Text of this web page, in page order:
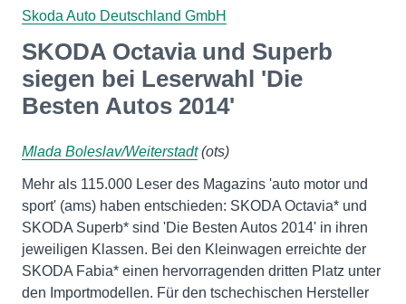
Skoda Auto Deutschland GmbH
SKODA Octavia und Superb
siegen bei Leserwahl 'Die
Besten Autos 2014'
Mlada Boleslav/Weiterstadt(ots)
Mehr als 115.000 Leser des Magazins 'auto motor und
sport' (ams) haben entschieden: SKODA Octavia* und
SKODA Superb* sind 'Die Besten Autos 2014' in ihren
jeweiligen Klassen. Bei den Kleinwagen erreichte der
SKODA Fabia* einen hervorragenden dritten Platz unter
den Importmodellen. Für den tschechischen Hersteller